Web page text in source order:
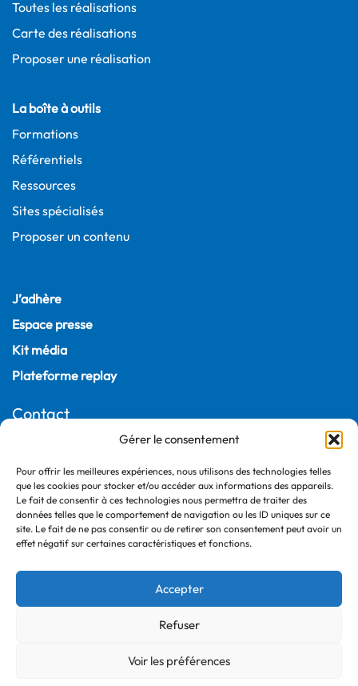
Gérer le consentement
Pour offrir les meilleures expériences, nous utilisons des technologies telles
que les cookies pour stocker et/ou accéder aux informations des appareils.
Le fait de consentir à ces technologies nous permettra de traiter des
données telles que le comportement de navigation ou les ID uniques sur ce
site. Le fait de ne pas consentir ou de retirer son consentement peut avoir un
effet négatif sur certaines caractéristiques et fonctions.
Accepter
Refuser
Voir les préférences
Toutes les réalisations
Carte des réalisations
Proposer une réalisation
La boîte à outils
Formations
Référentiels
Ressources
Sites spécialisés
Proposer un contenu
J’adhère
Espace presse
Kit média
Plateforme replay
Contact
75009 Paris – France
+33 (0)1 55 04 05 03
©2026 France Ville Durable
Politique de confidentialité